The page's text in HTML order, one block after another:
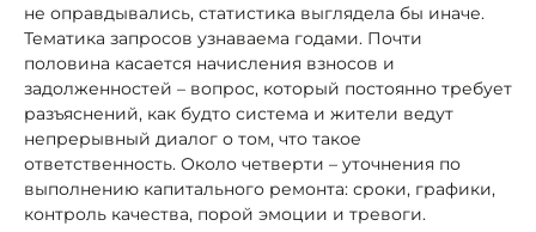
не оправдывались, статистика выглядела бы иначе.
Тематика запросов узнаваема годами. Почти
половина касается начисления взносов и
задолженностей – вопрос, который постоянно требует
разъяснений, как будто система и жители ведут
непрерывный диалог о том, что такое
ответственность. Около четверти – уточнения по
выполнению капитального ремонта: сроки, графики,
контроль качества, порой эмоции и тревоги.